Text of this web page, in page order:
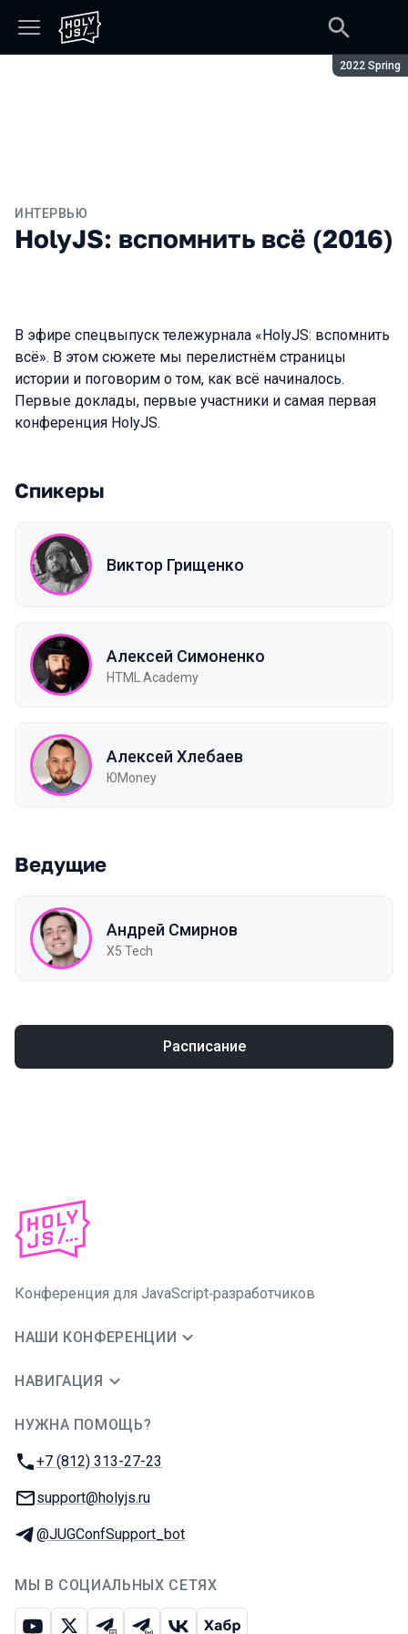
Сезон:
2022 Spring
ИНТЕРВЬЮ
HolyJS: вспомнить всё (2016)
В эфире спецвыпуск тележурнала «HolyJS: вспомнить
всё». В этом сюжете мы перелистнём страницы
истории и поговорим о том, как всё начиналось.
Первые доклады, первые участники и самая первая
конференция HolyJS.
Спикеры
Виктор Грищенко
Алексей Симоненко
HTML Academy
Алексей Хлебаев
ЮMoney
Ведущие
Андрей Смирнов
X5 Tech
Расписание
Конференция для JavaScript‑разработчиков
НАШИ КОНФЕРЕНЦИИ
НАВИГАЦИЯ
НУЖНА ПОМОЩЬ?
Телефон:
+7 (812) 313-27-23
E-mail:
support@holyjs.ru
Телеграм:
@JUGConfSupport_bot
МЫ В СОЦИАЛЬНЫХ СЕТЯХ